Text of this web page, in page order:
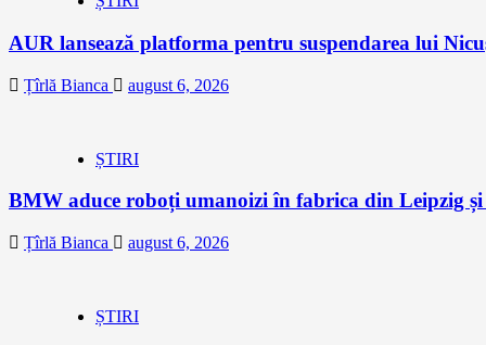
AUR lansează platforma pentru suspendarea lui
Țîrlă Bianca august 6, 2026
ȘTIRI
BMW aduce roboți umanoizi în fabrica din Leipzig
Țîrlă Bianca august 6, 2026
ȘTIRI